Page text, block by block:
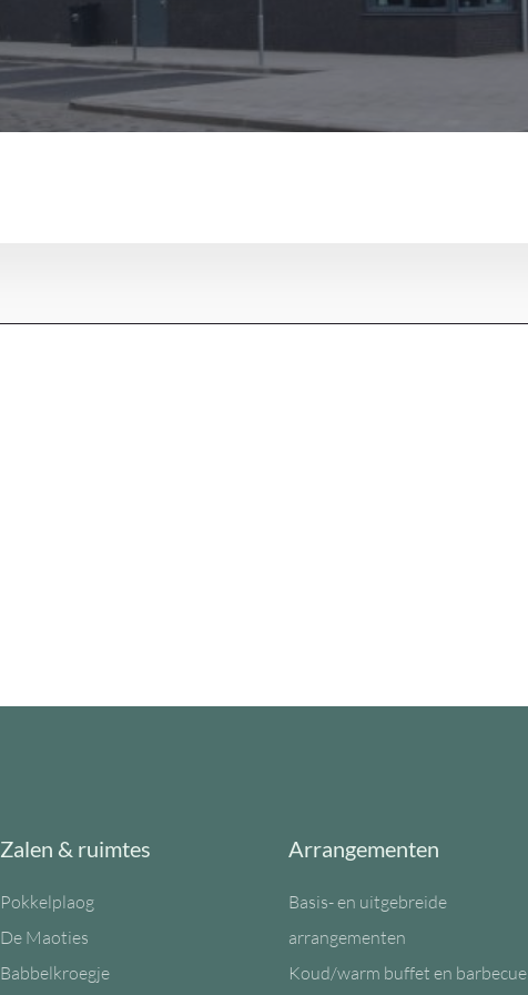
Zalen & ruimtes
Pokkelplaog
De Maoties
Babbelkroegje
Arrangementen
Basis- en uitgebreide
arrangementen
Koud/warm buffet en barbecue